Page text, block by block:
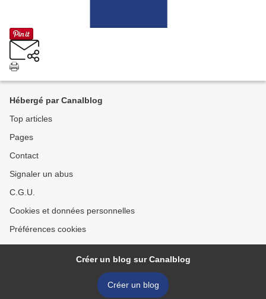
Hébergé par Canalblog
Top articles
Pages
Contact
Signaler un abus
C.G.U.
Cookies et données personnelles
Préférences cookies
Créer un blog sur Canalblog
Créer un blog